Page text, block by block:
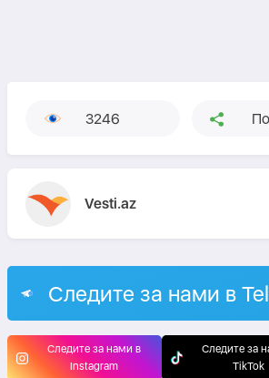
3246
Vesti.az
Следите за нами в
Следите за нами в
Instagram
Следите за
TikTok